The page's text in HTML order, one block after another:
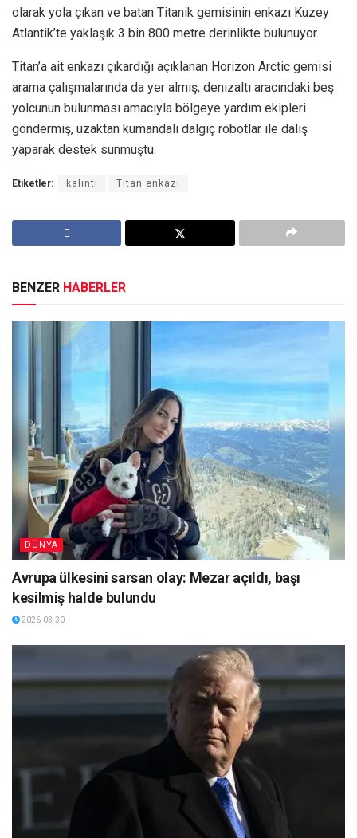
olarak yola çıkan ve batan Titanik gemisinin enkazı Kuzey
Atlantik’te yaklaşık 3 bin 800 metre derinlikte bulunuyor.
Titan’a ait enkazı çıkardığı açıklanan Horizon Arctic gemisi
arama çalışmalarında da yer almış, denizaltı aracındaki beş
yolcunun bulunması amacıyla bölgeye yardım ekipleri
göndermiş, uzaktan kumandalı dalgıç robotlar ile dalış
yaparak destek sunmuştu.
Etiketler: kalıntı Titan enkazı
BENZER HABERLER
DÜNYA
Avrupa ülkesini sarsan olay: Mezar açıldı, başı
kesilmiş halde bulundu
2026-03-30